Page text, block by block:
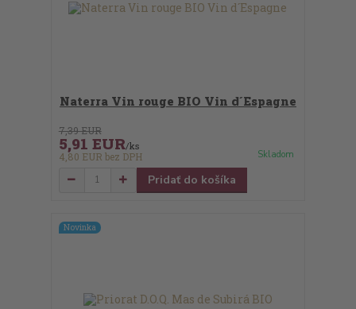
Naterra Vin rouge BIO Vin d´Espagne
7,39 EUR
5,91 EUR/ks
4,80 EUR bez DPH Skladom
Pridať do košíka
Novinka